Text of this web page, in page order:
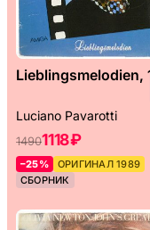
Lieblingsmelodien,
Luciano Pavarotti
14901118 ₽
–25%
ОРИГИНАЛ 1989
СБОРНИК